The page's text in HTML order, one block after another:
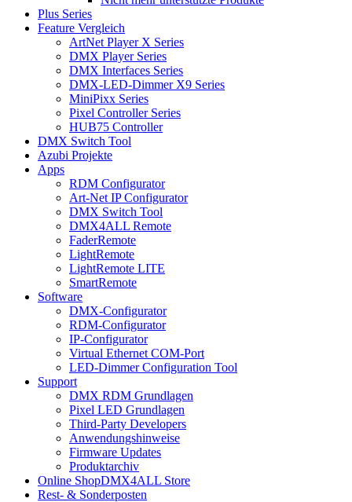
Plus Series
Feature Vergleich
ArtNet Player X Series
DMX Player Series
DMX Interfaces Series
DMX-LED-Dimmer X9 Series
MiniPixx Series
Pixel Controller Series
HUB75 Controller
DMX Switch Tool
Azubi Projekte
Apps
RDM Configurator
Art-Net IP Configurator
DMX Switch Tool
DMX4ALL Remote
FaderRemote
LightRemote
LightRemote LITE
SmartRemote
Software
DMX-Configurator
RDM-Configurator
IP-Configurator
Virtual Ethernet COM-Port
LED-Dimmer Configuration Tool
Support
DMX RDM Grundlagen
Pixel LED Grundlagen
Third-Party Developers
Anwendungshinweise
Firmware Updates
Produktarchiv
Online ShopDMX4ALL Store
Rest- & Sonderposten